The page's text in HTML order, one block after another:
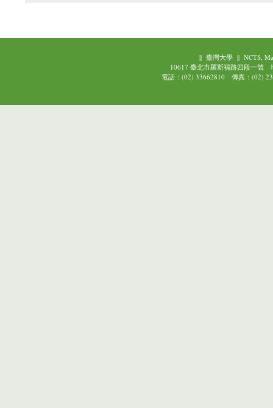
|| 臺灣大學|| NCTS,
10617 臺北市羅斯福路四段一號
電話：(02) 33662810 傳真：(02)